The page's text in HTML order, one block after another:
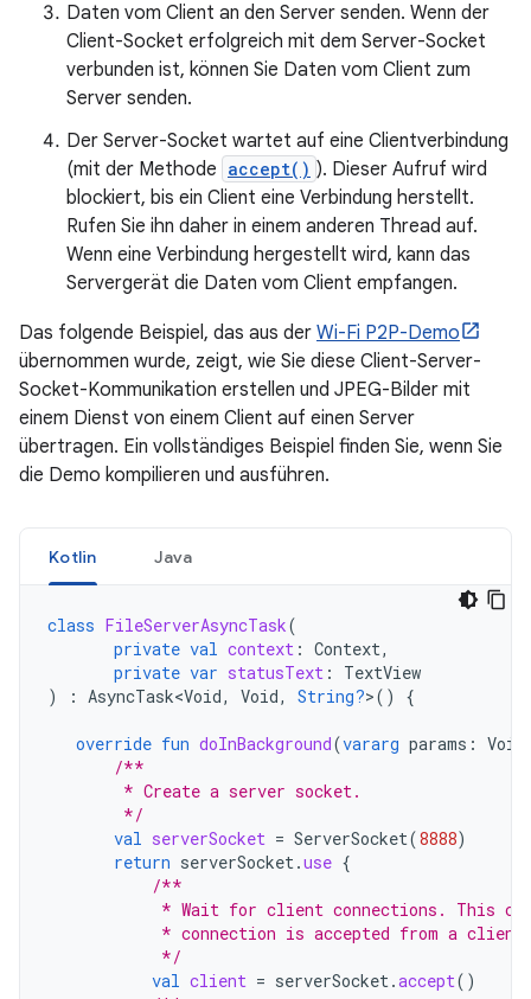
Daten vom Client an den Server senden. Wenn der
Client-Socket erfolgreich mit dem Server-Socket
verbunden ist, können Sie Daten vom Client zum
Server senden.
Der Server-Socket wartet auf eine Clientverbindung
(mit der Methode accept() ). Dieser Aufruf wird
blockiert, bis ein Client eine Verbindung herstellt.
Rufen Sie ihn daher in einem anderen Thread auf.
Wenn eine Verbindung hergestellt wird, kann das
Servergerät die Daten vom Client empfangen.
Das folgende Beispiel, das aus der Wi-Fi P2P-Demo
übernommen wurde, zeigt, wie Sie diese Client-Server-
Socket-Kommunikation erstellen und JPEG-Bilder mit
einem Dienst von einem Client auf einen Server
übertragen. Ein vollständiges Beispiel finden Sie, wenn Sie
die Demo kompilieren und ausführen.
Kotlin Java
class FileServerAsyncTask(
private val context : Context,
private var statusText :
TextView
)
: AsyncTask<Void, Void, String?>() {
override fun doInBackground(vararg params : Void
/**
        * Create a server socket.
        */
val serverSocket = ServerSocket(8888)
return serverSocket.use {
/**
* Wait for client connections. This
* connection is accepted from a
            */
val client = serverSocket.accept()